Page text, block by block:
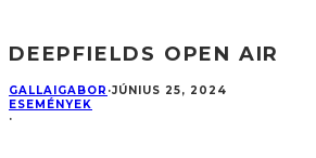
DEEPFIELDS OPEN AIR
GALLAIGABOR ·JÚNIUS 25, 2024
ESEMÉNYEK
·